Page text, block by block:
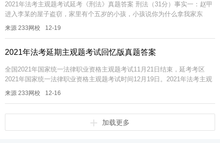
2021年法考主观题考试延考《刑法》真题答案 刑法（31分）事实一：赵甲
进入李某的屋子盗窃，家里有个五岁的小孩，小孩说你为什么拿我家东
西？赵握拳恐吓他：敢出声，敲破你脑袋。小孩不出声，赵甲拿...
来源 233网校 12-19
2021年法考延期主观题考试回忆版真题答案
全国2021年国家统一法律职业资格主观题考试11月21日结束，延考考区
2021年国家统一法律职业资格主观题考试时间12月19日。2021年法考主观
题考试时间安排：9:00—13:00，考试时间240分...
来源 233网校 12-16
加载更多